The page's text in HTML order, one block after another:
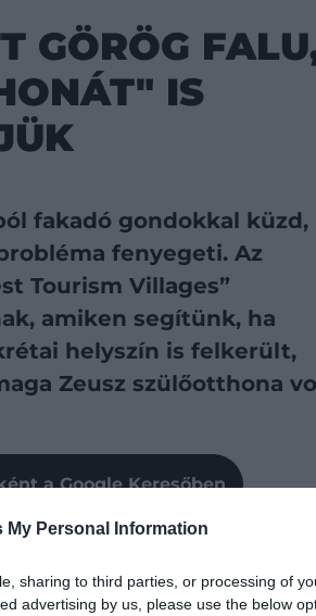
My Personal Information
sharing to third parties, or processing of
advertising by us, please use the below
GÖRÖG
IS
fakadó gondokkal küzd,
fenyegeti. Az
Tourism Villages”
amiken segítünk, ha
helyszín is felkerült,
Zeusz szülőotthona
a Google Keresőben
Anogia
el, és van egy különleges oka
idei „Best Tourism Villages”